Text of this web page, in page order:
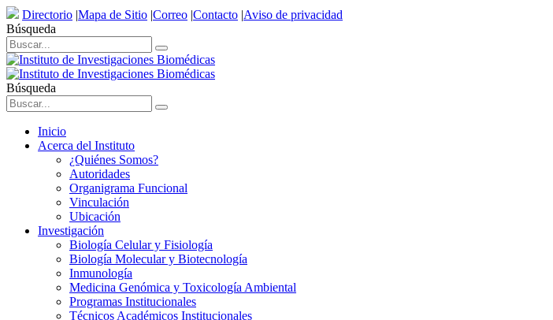
Directorio |Mapa de Sitio |Correo |Contacto |Aviso de privacidad
Búsqueda
Búsqueda
Inicio
Acerca del Instituto
¿Quiénes Somos?
Autoridades
Organigrama Funcional
Vinculación
Ubicación
Investigación
Biología Celular y Fisiología
Biología Molecular y Biotecnología
Inmunología
Medicina Genómica y Toxicología Ambiental
Programas Institucionales
Técnicos Académicos Institucionales